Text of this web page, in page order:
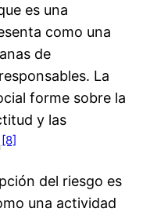
es una
como una
de
La
forme sobre la
y las
[8]
del riesgo es
una actividad